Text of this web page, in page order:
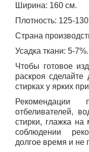
Ширина: 160 см.
Плотность: 125-130
Страна
Усадка ткани: 5-7%.
Чтобы готовое
раскроя
стирках у ярких
отбеливателей,
стирки, глажка
соблюдении
долгое время и не